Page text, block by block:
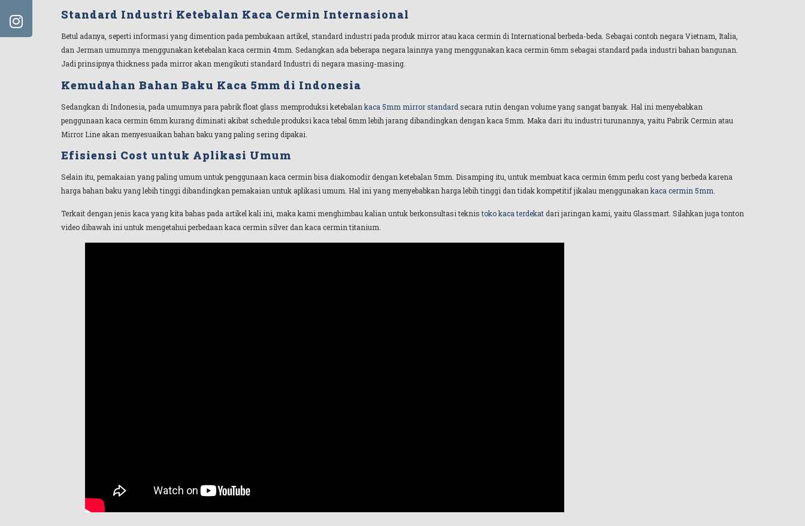
Standard Industri Ketebalan Kaca Cermin Internasional
Betul adanya, seperti informasi yang dimention pada pembukaan artikel, standard industri pada produk mirror atau kaca cermin di International berbeda-beda. Sebagai contoh negara Vietnam, Italia,
dan Jerman umumnya menggunakan ketebalan kaca cermin 4mm. Sedangkan ada beberapa negara lainnya yang menggunakan kaca cermin 6mm sebagai standard pada industri bahan bangunan.
Jadi prinsipnya thickness pada mirror akan mengikuti standard Industri di negara masing-masing.
Kemudahan Bahan Baku Kaca 5mm di Indonesia
Sedangkan di Indonesia, pada umumnya para pabrik float glass memproduksi ketebalan kaca 5mm mirror standard secara rutin dengan volume yang sangat banyak. Hal ini menyebabkan
penggunaan kaca cermin 6mm kurang diminati akibat schedule produksi kaca tebal 6mm lebih jarang dibandingkan dengan kaca 5mm. Maka dari itu industri turunannya, yaitu Pabrik Cermin atau
Mirror Line akan menyesuaikan bahan baku yang paling sering dipakai.
Efisiensi Cost untuk Aplikasi Umum
Selain itu, pemakaian yang paling umum untuk penggunaan kaca cermin bisa diakomodir dengan ketebalan 5mm. Disamping itu, untuk membuat kaca cermin 6mm perlu cost yang berbeda karena
harga bahan baku yang lebih tinggi dibandingkan pemakaian untuk aplikasi umum. Hal ini yang menyebabkan harga lebih tinggi dan tidak kompetitif jikalau menggunakan kaca cermin 5mm
Terkait dengan jenis kaca yang kita bahas pada artikel kali ini, maka kami menghimbau kalian untuk berkonsultasi teknistoko kaca terdekatdari jaringan kami, yaitu Glassmart. Silahkan juga tonton
video dibawah ini untuk mengetahui perbedaan kaca cermin silver dan kaca cermin titanium.